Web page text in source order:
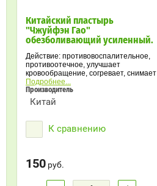
Китайский пластырь
"Чжуйфэн Гао"
обезболивающий усиленный.
Действие: противовоспалительное,
противоотечное, улучшает
кровообращение, согревает, снимает
боль различного происхождения, в
том числе головную, зубную,
мышечную, суставную, при артрите,
остеохондрозе, радикулите и т.д.
Подробнее...
Производитель
Китай
К сравнению
150 руб.